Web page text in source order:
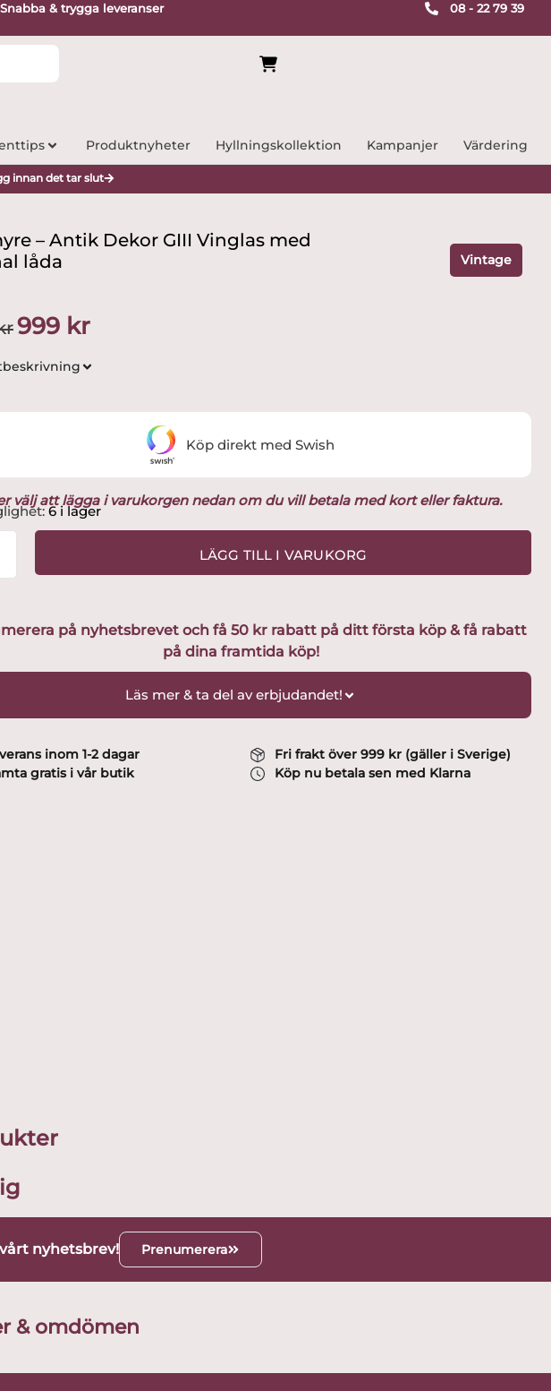
Snabba & trygga leveranser 08 - 22 79 39
Produktnyheter Hyllningskollektion Kampanjer Värdering
innan det tar slut
– Antik Dekor GIII Vinglas med
låda
Vintage
Det
ursprungliga
priset
999 krDet
välj att lägga i varukorgen nedan om du vill betala med kort eller faktura.
6 i lager
LÄGG TILL I VARUKORG
Köp direkt med Swish
på nyhetsbrevet och få 50 kr rabatt på ditt första köp & få rabatt
på dina framtida köp!
Läs mer & ta del av erbjudandet!
inom 1-2 dagar
gratis i vår butik
Fri frakt över 999 kr (gäller i Sverige)
Köp nu betala sen med Klarna
nyhetsbrev! Prenumerera
& omdömen